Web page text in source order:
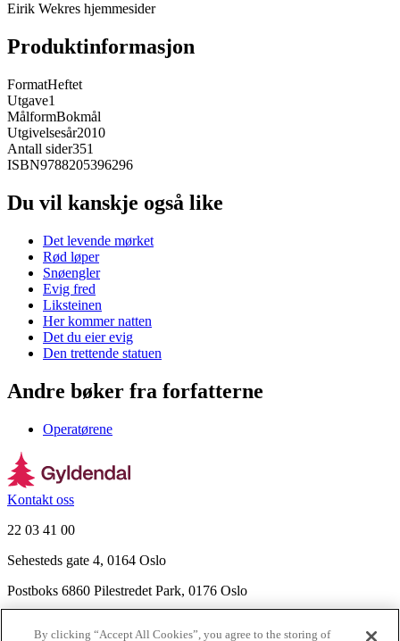
Eirik Wekres hjemmesider
Produktinformasjon
FormatHeftet
Utgave1
MålformBokmål
Utgivelsesår2010
Antall sider351
ISBN9788205396296
Du vil kanskje også like
Det levende mørket
Rød løper
Snøengler
Evig fred
Liksteinen
Her kommer natten
Det du eier evig
Den trettende statuen
Andre bøker fra forfatterne
Operatørene
Kontakt oss
22 03 41 00
Sehesteds gate 4, 0164 Oslo
Postboks 6860 Pilestredet Park, 0176 Oslo
By clicking “Accept All Cookies”, you agree to the storing of